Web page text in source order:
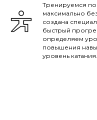
Тренируемся
максимально
создана
быстрый
определяем
повышения
уровень катания.